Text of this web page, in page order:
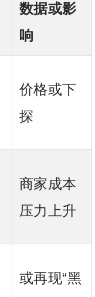
数据或影
响
价格或下
探
商家成本
压力上升
或再现“黑